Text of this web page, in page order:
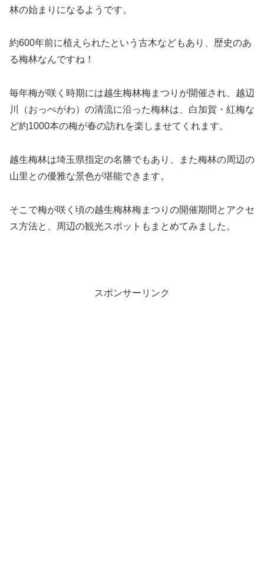
林の始まりになるようです。
約600年前に植えられたという古木などもあり、歴史のあ
る梅林なんですね！
毎年梅が咲く時期には越生梅林梅まつりが開催され、越辺
川（おっぺがわ）の清流に沿った梅林は、白加賀・紅梅な
ど約1000本の梅が春の訪れを楽しませてくれます。
越生梅林は埼玉県指定の名勝でもあり、また梅林の周辺の
山里との優雅な景色が堪能できます。
そこで梅が咲く頃の越生梅林梅まつりの開催期間とアクセ
ス方法と、周辺の観光スポットもまとめてみました。
スポンサーリンク